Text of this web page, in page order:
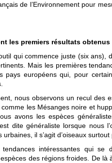
de l’Environnement pour
les premiers résultats obtenus
qui commence juste (six
Mais les premières
pays européens qui, pour
nous observons un recul des
les Mésanges noire et
avons les espèces
est dite généraliste lorsque nous
urbaines, il s’agit d’oiseaux
tendances intéressantes qui se
des régions froides. De